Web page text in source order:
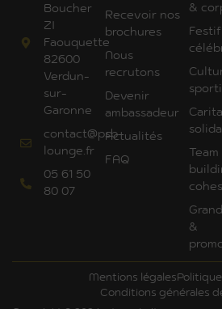
Boucher
ZI
Faouquette
82600
Verdun-
sur-
Garonne
contact@psb-
lounge.fr
05 61 50
80 07
Recevoir nos
brochures
Nous
recrutons
Devenir
ambassadeur
Actualités
FAQ
&
Festif
Team
&
Mentions légales
Conditions générales